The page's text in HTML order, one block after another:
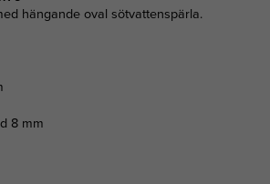
hängande oval sötvattenspärla.
8 mm